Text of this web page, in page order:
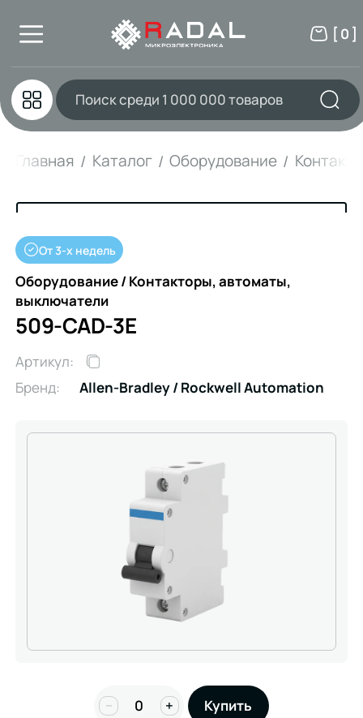
[ 0 ]
Главная Каталог Оборудование
От 3-х недель
Оборудование / Контакторы, автоматы,
выключатели
509-CAD-3E
Артикул:
Бренд:
Allen-Bradley / Rockwell Automation
− + Купить